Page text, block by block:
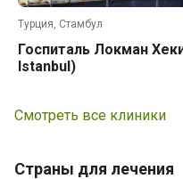
Турция, Стамбул
Госпиталь Локман
Istanbul)
Смотреть все клиники
Страны для лечения